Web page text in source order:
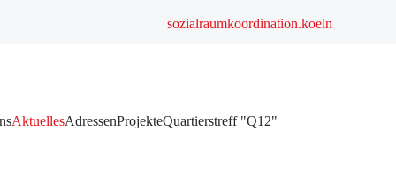
sozialraumkoordination.koeln
AktuellesAdressenProjekteQuartierstreff "Q12"